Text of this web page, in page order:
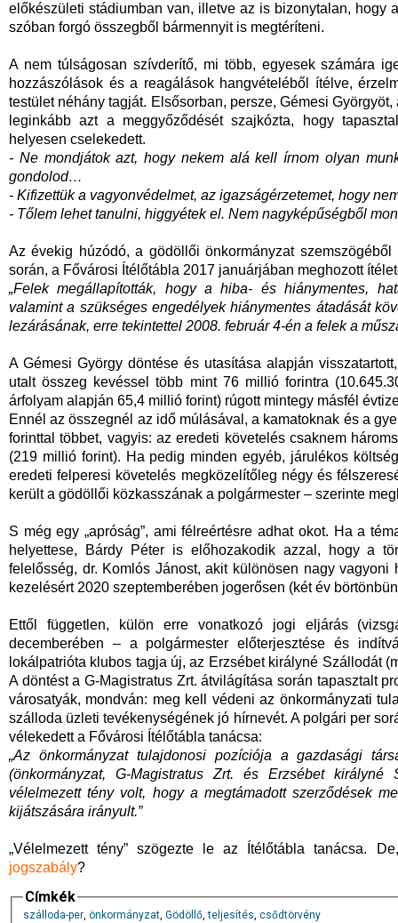
előkészületi stádiumban van, illetve az is bizonytalan, hogy
szóban forgó összegből bármennyit is megtéríteni.
A nem túlságosan szívderítő, mi több, egyesek számára
hozzászólások és a reagálások hangvételéből ítélve,
testület néhány tagját. Elsősorban, persze, Gémesi
leginkább azt a meggyőződését szajkózta, hogy
helyesen cselekedett.
- Ne mondjátok azt, hogy nekem alá kell írnom olyan
gondolod…
- Kifizettük a vagyonvédelmet, az igazságérzetemet, hogy
- Tőlem lehet tanulni, higgyétek el. Nem nagyképűségből
Az évekig húzódó, a gödöllői önkormányzat
során, a Fővárosi Ítélőtábla 2017 januárjában meghozott
„Felek megállapították, hogy a hiba- és hiánymentes,
valamint a szükséges engedélyek hiánymentes átadását
lezárásának, erre tekintettel 2008. február 4-én a felek a
A Gémesi György döntése és utasítása alapján
utalt összeg kevéssel több mint 76 millió forintra
árfolyam alapján 65,4 millió forint) rúgott mintegy másfél
Ennél az összegnél az idő múlásával, a kamatoknak és a
forinttal többet, vagyis: az eredeti követelés csaknem
(219 millió forint). Ha pedig minden egyéb, járulékos
eredeti felperesi követelés megközelítőleg négy és
került a gödöllői közkasszának a polgármester – szerinte
S még egy „apróság”, ami félreértésre adhat okot. Ha a
helyettese, Bárdy Péter is előhozakodik azzal, hogy a
felelősség, dr. Komlós Jánost, akit különösen nagy vagyoni
kezelésért 2020 szeptemberében jogerősen (két év
Ettől független, külön erre vonatkozó jogi eljárás
decemberében – a polgármester előterjesztése és
lokálpatrióta klubos tagja új, az Erzsébet királyné Szállodát
A döntést a G-Magistratus Zrt. átvilágítása során tapasztalt
városatyák, mondván: meg kell védeni az önkormányzati
szálloda üzleti tevékenységének jó hírnevét. A polgári per
vélekedett a Fővárosi Ítélőtábla tanácsa:
„Az önkormányzat tulajdonosi pozíciója a gazdasági
(önkormányzat, G-Magistratus Zrt. és Erzsébet királyné
vélelmezett tény volt, hogy a megtámadott szerződések
kijátszására irányult.”
„Vélelmezett tény” szögezte le az Ítélőtábla tanácsa.
jogszabály?
Címkék
szálloda-per, önkormányzat, Gödöllő,teljesítés, csődtörvény